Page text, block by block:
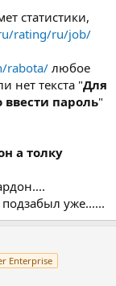
статистики,
rating/ru/job/
rabota/ любое
нет текста "Для
ввести пароль"
а толку
уже......
Enterprise